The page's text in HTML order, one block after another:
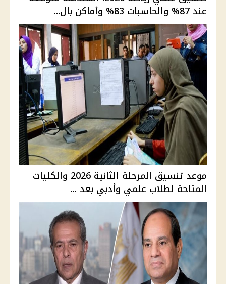
عند 87% والحاسبات 83% وأماكن بال...
موعد تنسيق المرحلة الثانية 2026 والكليات
المتاحة لطلاب علمي وأدبي بعد ...